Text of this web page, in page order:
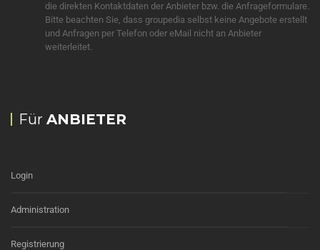
die direkten Kontaktdaten der Anbieter bzw. die Anfrageformulare.
Bitte beachten Sie, dass groupedia selbst keine Angebote erstellt
und Anfragen per Telefon oder eMail nicht an Anbieter
weiterleitet.
Für ANBIETER
Login
Administration
Registrierung